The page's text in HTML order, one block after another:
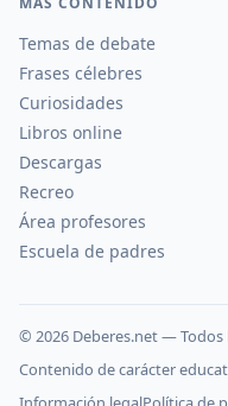
Temas de debate
Frases célebres
Curiosidades
Libros online
Descargas
Recreo
Área profesores
Escuela de padres
© 2026 Deberes.net —
Contenido de carácter